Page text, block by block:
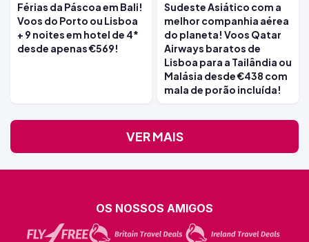
Férias da Páscoa em Bali!
Voos do Porto ou Lisboa
+ 9 noites em hotel de 4*
desde apenas €569!
Sudeste Asiático com a
melhor companhia aérea
do planeta! Voos Qatar
Airways baratos de
Lisboa para a Tailândia ou
Malásia desde €438 com
mala de porão incluída!
VER MAIS
OS NOSSOS AMIGOS